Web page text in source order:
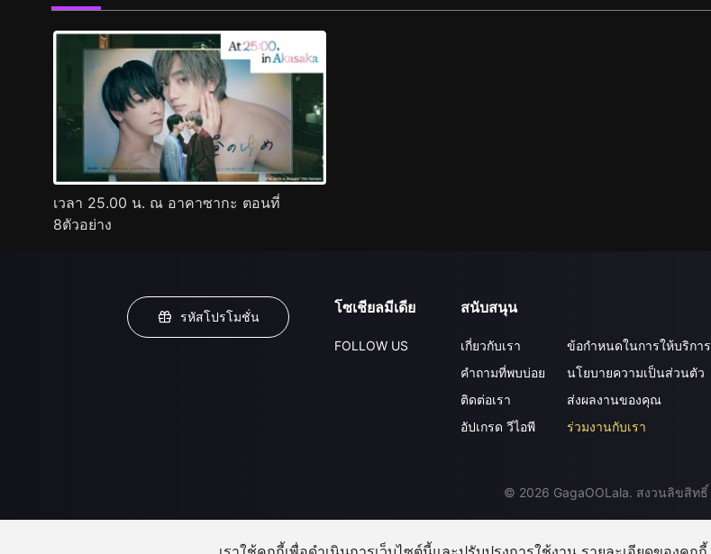
เวลา 25.00 น. ณ อาคาซากะ ตอนที่
8ตัวอย่าง
รหัสโปรโมชั่น
โซเชียลมีเดีย
FOLLOW US
สนับสนุน
เกี่ยวกับเรา
คำถามที่พบบ่อย
ติดต่อเรา
อัปเกรด วีไอพี
ข้อกำหนดในการให้บริการ
นโยบายความเป็นส่วนตัว
ส่งผลงานของคุณ
ร่วมงานกับเรา
© 2026 GagaOOLala. สงวนลิขสิทธิ์